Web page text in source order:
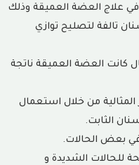
علاج العضة العميقة وذلك
تالفة لتصليح توازي
كانت العضة العميقة ناتجة
من خلال استعمال
الثابت.
بعض الحالات.
للحالات الشديدة و